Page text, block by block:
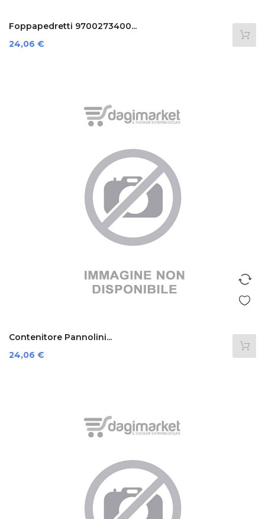
Foppapedretti 9700273400...
Prezzo
24,06 €
Contenitore Pannolini...
Prezzo
24,06 €